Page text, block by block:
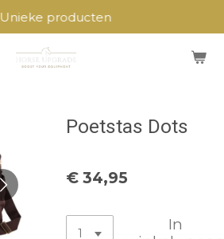
Unieke producten
Poetstas Dots
€ 34,95
In